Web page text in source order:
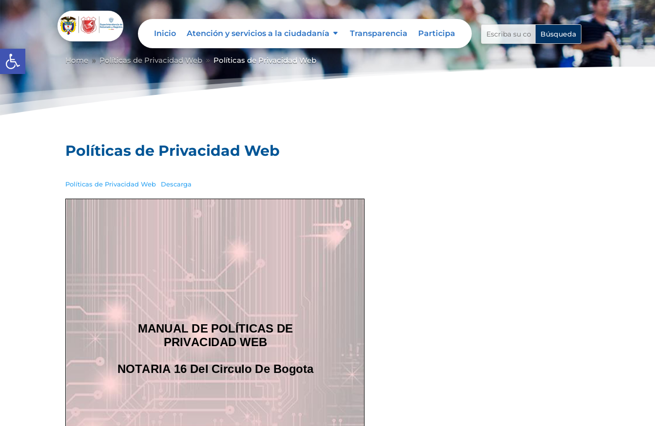
Abrir barra de herramientas
Inicio Atención y servicios a la ciudadanía Transparencia Participa
Home 9 Políticas de Privacidad Web 9 Políticas de Privacidad Web
Políticas de Privacidad Web
Políticas de Privacidad Web Descarga